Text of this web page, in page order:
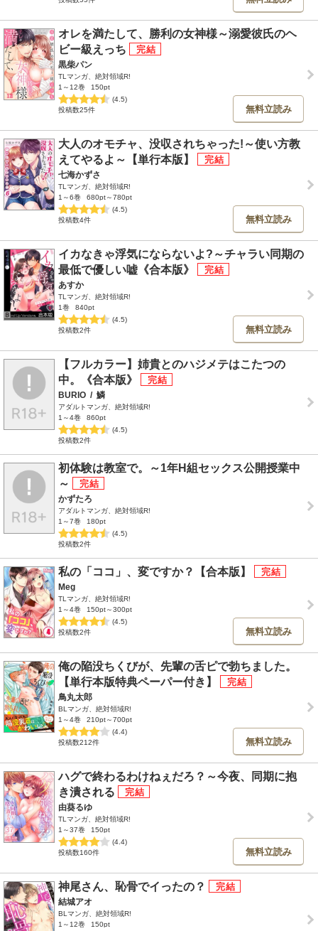
オレを満たして、勝利の女神様～溺愛彼氏のヘ
ビー級えっち
黒柴パン
TLマンガ、絶対領域R!
1～12巻
150pt
(4.5)
投稿数25件
無料立読み
大人のオモチャ、没収されちゃった!～使い方教
えてやるよ～【単行本版】
七海かずさ
TLマンガ、絶対領域R!
1～6巻
680pt～780pt
(4.5)
投稿数4件
無料立読み
イカなきゃ浮気にならないよ?～チャラい同期の
最低で優しい嘘《合本版》
あすか
TLマンガ、絶対領域R!
1巻
840pt
(4.5)
投稿数2件
無料立読み
【フルカラー】姉貴とのハジメテはこたつの
中。《合本版》
BURIO / 鱗
アダルトマンガ、絶対領域R!
1～4巻
860pt
(4.5)
投稿数2件
初体験は教室で。～1年H組セックス公開授業中
～
かずたろ
アダルトマンガ、絶対領域R!
1～7巻
180pt
(4.5)
投稿数2件
私の「ココ」、変ですか？【合本版】
Meg
TLマンガ、絶対領域R!
1～4巻
150pt～300pt
(4.5)
投稿数2件
無料立読み
俺の陥没ちくびが、先輩の舌ピで勃ちました。
【単行本版特典ペーパー付き】
鳥丸太郎
BLマンガ、絶対領域R!
1～4巻
210pt～700pt
(4.4)
投稿数212件
無料立読み
ハグで終わるわけねぇだろ？～今夜、同期に抱
き潰される
由葵るゆ
TLマンガ、絶対領域R!
1～37巻
150pt
(4.4)
投稿数160件
無料立読み
神尾さん、恥骨でイったの？
結城アオ
BLマンガ、絶対領域R!
1～12巻
150pt